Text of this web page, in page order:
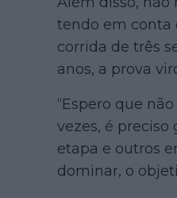
tendo em conta
corrida de três
anos, a prova
“Espero que
vezes, é
etapa e outros
dominar, o